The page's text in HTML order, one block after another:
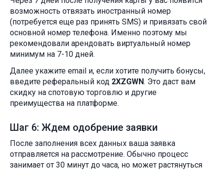
возможность отвязать иностранный номер
(потребуется еще раз принять SMS) и привязать свой
основной номер телефона. Именно поэтому мы
рекомендовали арендовать виртуальный номер
минимум на 7-10 дней.
Далее укажите email и, если хотите получить бонусы,
введите реферальный код 2XZGWN. Это даст вам
скидку на спотовую торговлю и другие
преимущества на платформе.
Шаг 6: Ждем одобрение заявки
После заполнения всех данных ваша заявка
отправляется на рассмотрение. Обычно процесс
занимает от 30 минут до часа, но может растянуться